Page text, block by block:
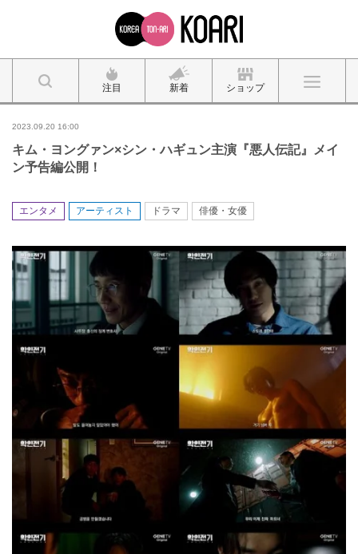
注目 新着 ショップ
2023.09.20 16:00
キム・ヨングァン×シン・ハギュン主演『悪人伝記』メイ
ン予告編公開！
エンタメ アーティスト ドラマ 俳優・女優